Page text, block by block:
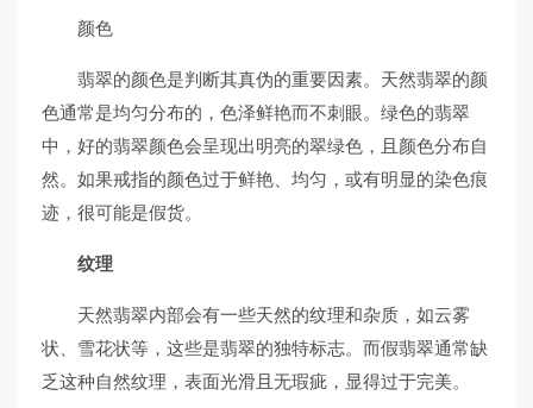
颜色
翡翠的颜色是判断其真伪的重要因素。天然翡翠的颜
色通常是均匀分布的，色泽鲜艳而不刺眼。绿色的翡翠
中，好的翡翠颜色会呈现出明亮的翠绿色，且颜色分布自
然。如果戒指的颜色过于鲜艳、均匀，或有明显的染色痕
迹，很可能是假货。
纹理
天然翡翠内部会有一些天然的纹理和杂质，如云雾
状、雪花状等，这些是翡翠的独特标志。而假翡翠通常缺
乏这种自然纹理，表面光滑且无瑕疵，显得过于完美。